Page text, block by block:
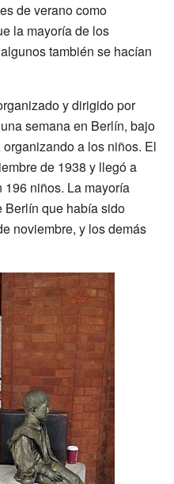
de verano como
la mayoría de los
también se hacían
y dirigido por
semana en Berlín, bajo
a los niños. El
de 1938 y llegó a
niños. La mayoría
Berlín que había sido
noviembre, y los demás